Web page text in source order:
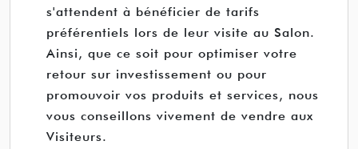
s'attendent à bénéficier de tarifs
préférentiels lors de leur visite au Salon.
Ainsi, que ce soit pour optimiser votre
retour sur investissement ou pour
promouvoir vos produits et services, nous
vous conseillons vivement de vendre aux
Visiteurs.